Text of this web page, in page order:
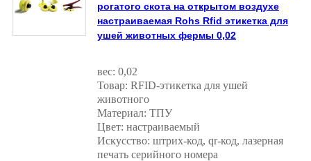
рогатого скота на открытом воздухе
настраиваемая Rohs Rfid этикетка для
ушей животных фермы 0,02
вес: 0,02
Товар: RFID-этикетка для ушей
животного
Материал: ТПУ
Цвет: настраиваемый
Искусство: штрих-код, qr-код, лазерная
печать серийного номера